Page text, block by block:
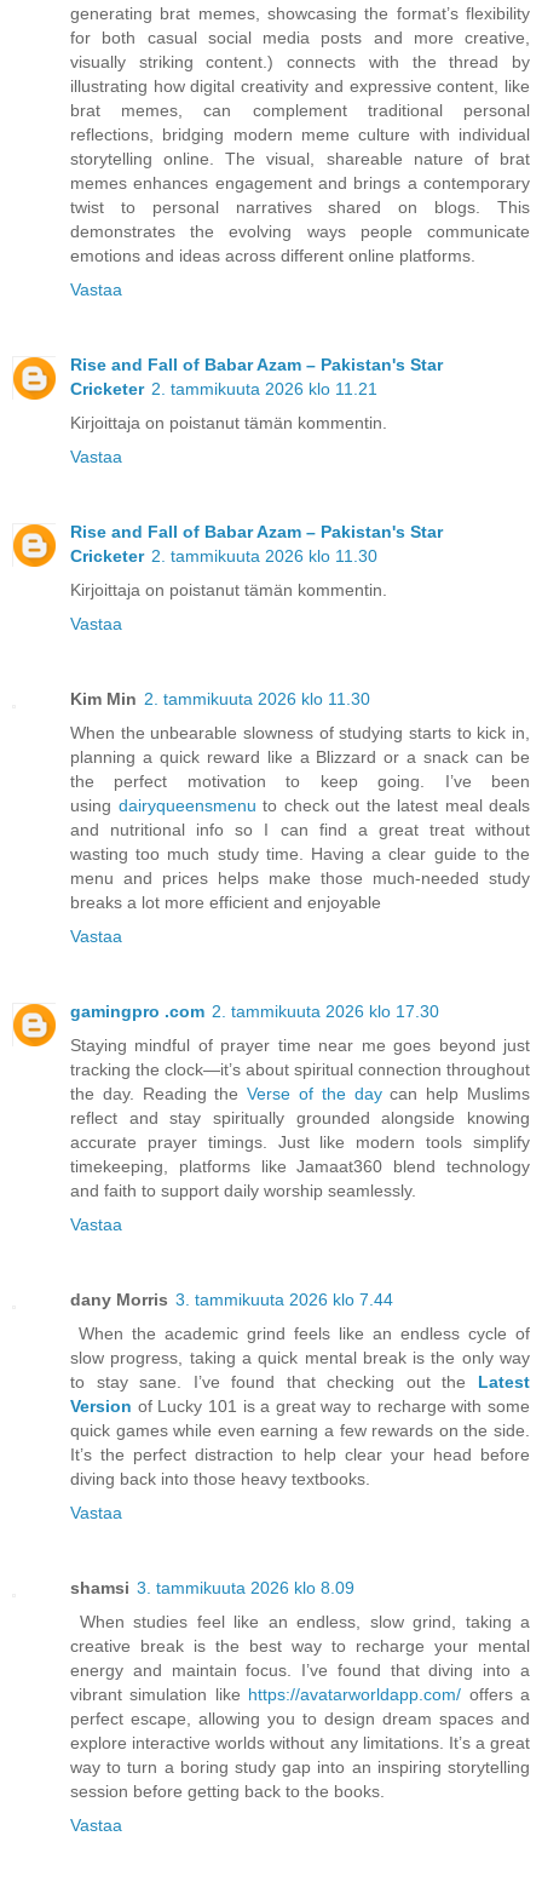
generating brat memes, showcasing the format’s flexibility
for both casual social media posts and more creative,
visually striking content.) connects with the thread by
illustrating how digital creativity and expressive content, like
brat memes, can complement traditional personal
reflections, bridging modern meme culture with individual
storytelling online. The visual, shareable nature of brat
memes enhances engagement and brings a contemporary
twist to personal narratives shared on blogs. This
demonstrates the evolving ways people communicate
emotions and ideas across different online platforms.
Vastaa
Rise and Fall of Babar Azam – Pakistan's Star
Cricketer 2. tammikuuta 2026 klo 11.21
Kirjoittaja on poistanut tämän kommentin.
Vastaa
Rise and Fall of Babar Azam – Pakistan's Star
Cricketer 2. tammikuuta 2026 klo 11.30
Kirjoittaja on poistanut tämän kommentin.
Vastaa
Kim Min 2. tammikuuta 2026 klo 11.30
When the unbearable slowness of studying starts to kick in,
planning a quick reward like a Blizzard or a snack can be
the perfect motivation to keep going. I’ve been
using dairyqueensmenu to check out the latest meal deals
and nutritional info so I can find a great treat without
wasting too much study time. Having a clear guide to the
menu and prices helps make those much-needed study
breaks a lot more efficient and enjoyable
Vastaa
gamingpro .com 2. tammikuuta 2026 klo 17.30
Staying mindful of prayer time near me goes beyond just
tracking the clock—it’s about spiritual connection throughout
the day. Reading theVerse of the daycan help Muslims
reflect and stay spiritually grounded alongside knowing
accurate prayer timings. Just like modern tools simplify
timekeeping, platforms like Jamaat360 blend technology
and faith to support daily worship seamlessly.
Vastaa
dany Morris 3. tammikuuta 2026 klo 7.44
When the academic grind feels like an endless cycle of
slow progress, taking a quick mental break is the only way
to stay sane. I’ve found that checking out the
Latest
Version of Lucky 101 is a great way to recharge with some
quick games while even earning a few rewards on the side.
It’s the perfect distraction to help clear your head before
diving back into those heavy textbooks.
Vastaa
shamsi 3. tammikuuta 2026 klo 8.09
When studies feel like an endless, slow grind, taking a
creative break is the best way to recharge your mental
energy and maintain focus. I’ve found that diving into a
vibrant simulation like https://avatarworldapp.com/ offers a
perfect escape, allowing you to design dream spaces and
explore interactive worlds without any limitations. It’s a great
way to turn a boring study gap into an inspiring storytelling
session before getting back to the books.
Vastaa